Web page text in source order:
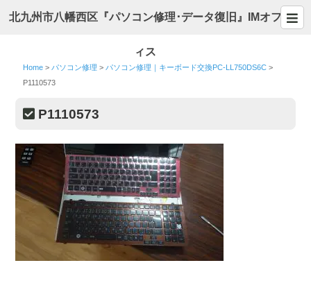
北九州市八幡西区『パソコン修理･データ復旧』IMオフ
ィス
Home > パソコン修理 > パソコン修理｜キーボード交換PC-LL750DS6C >
P1110573
P1110573